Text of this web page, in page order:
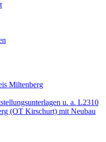
Miltenberg
u. a. L2310
(OT Kirschurt) mit Neubau